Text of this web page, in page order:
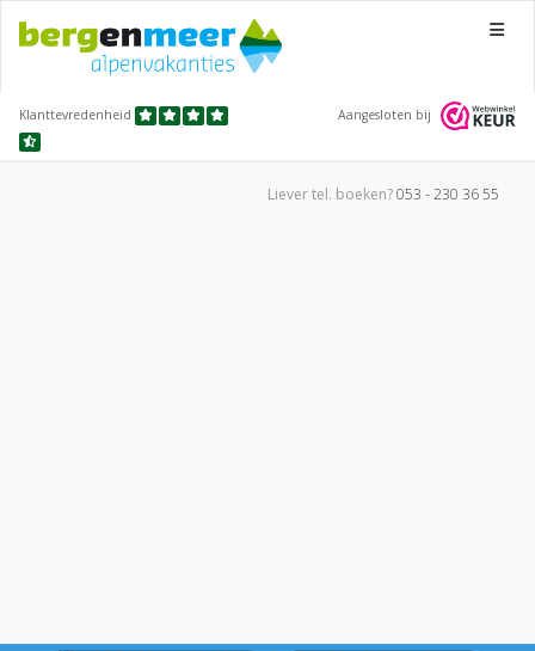
Menu
Klanttevredenheid Aangesloten bij
Liever tel. boeken?053 - 230 36 55